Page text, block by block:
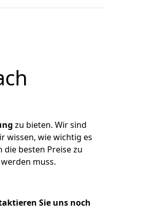
zu bieten. Wir sind
wissen, wie wichtig es
besten Preise zu
muss.
Sie uns noch